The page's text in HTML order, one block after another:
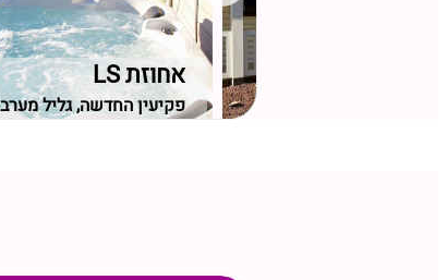
אחוזת LS
פקיעין החדשה, גליל